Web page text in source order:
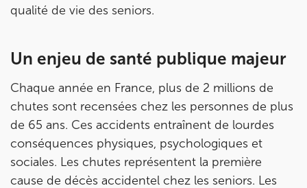
qualité de vie des seniors.
Un enjeu de santé publique majeur
Chaque année en France, plus de 2 millions de
chutes sont recensées chez les personnes de plus
de 65 ans. Ces accidents entraînent de lourdes
conséquences physiques, psychologiques et
sociales. Les chutes représentent la première
cause de décès accidentel chez les seniors. Les
Prendre rendez-vous
avec les équipes
de Jérôme Auger
Bénéficiez de l’ expertise de Jérôme Augeren
prenant rendez-vous avecses équipesdans votre
cabinetIK – Institut Kinésithérapiele plus proche